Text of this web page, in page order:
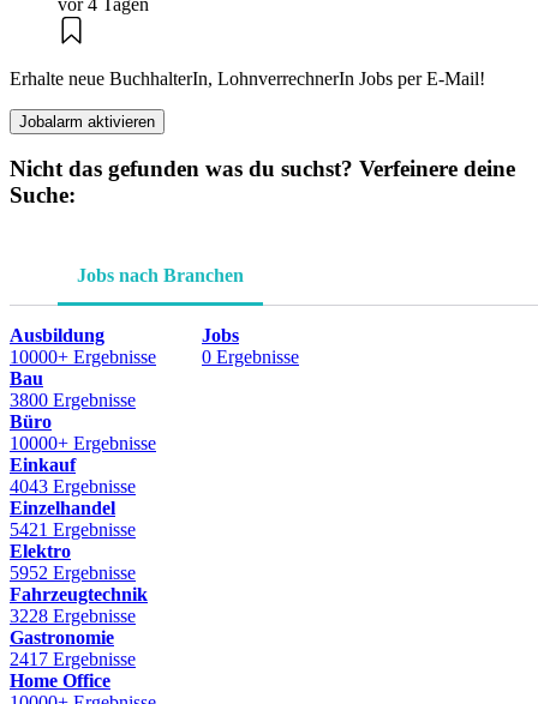
Erhalte neue BuchhalterIn, LohnverrechnerIn Jobs per E-Mail!
Jobalarm aktivieren
Nicht das gefunden was du suchst? Verfeinere deine
Suche:
Jobs nach Branchen
Ausbildung
10000+ Ergebnisse
Bau
3800 Ergebnisse
Büro
10000+ Ergebnisse
Einkauf
4043 Ergebnisse
Einzelhandel
5421 Ergebnisse
Elektro
5952 Ergebnisse
Fahrzeugtechnik
3228 Ergebnisse
Gastronomie
2417 Ergebnisse
Home Office
Jobs
0 Ergebnisse